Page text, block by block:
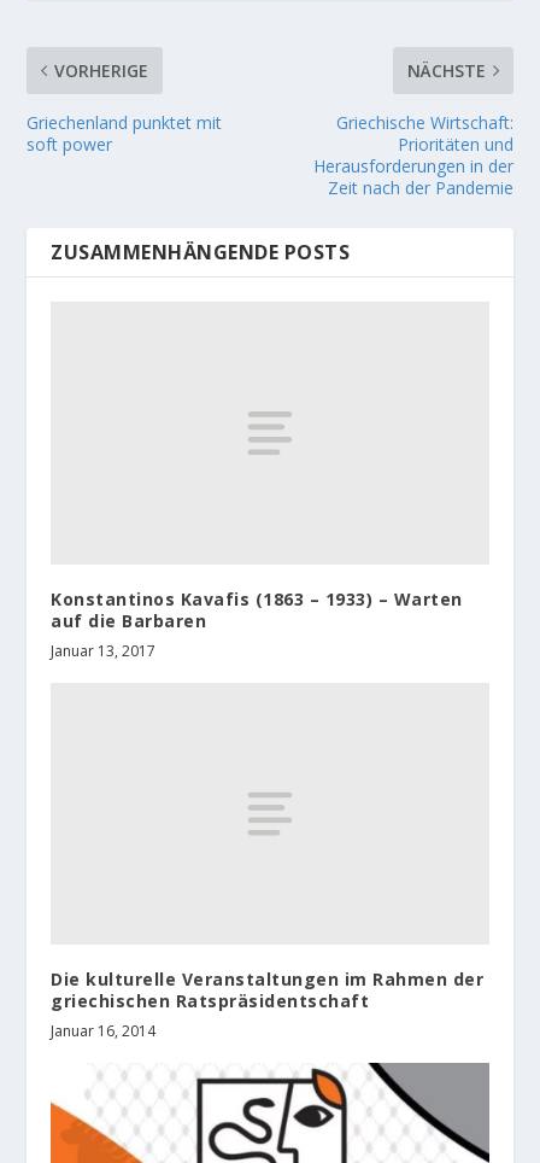
VORHERIGE
Griechenland punktet mit
soft power
NÄCHSTE
Griechische Wirtschaft:
Prioritäten und
Herausforderungen in der
Zeit nach der Pandemie
ZUSAMMENHÄNGENDE POSTS
Konstantinos Kavafis (1863 – 1933) – Warten
auf die Barbaren
Januar 13, 2017
Die kulturelle Veranstaltungen im Rahmen der
griechischen Ratspräsidentschaft
Januar 16, 2014